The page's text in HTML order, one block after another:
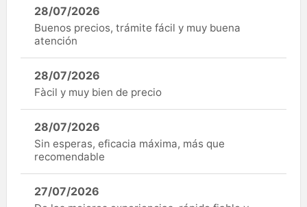
28/07/2026
Buenos precios, trámite fácil y muy buena
atención
28/07/2026
Fàcil y muy bien de precio
28/07/2026
Sin esperas, eficacia máxima, más que
recomendable
27/07/2026